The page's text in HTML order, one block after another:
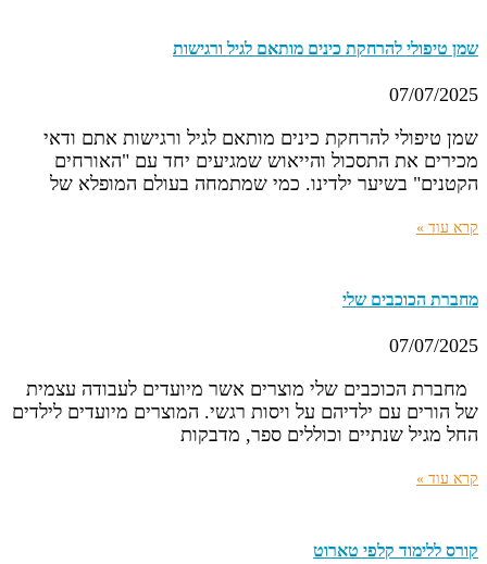
שמן טיפולי להרחקת כינים מותאם לגיל ורגישות
07/07/2025
שמן טיפולי להרחקת כינים מותאם לגיל ורגישות אתם ודאי
מכירים את התסכול והייאוש שמגיעים יחד עם "האורחים
הקטנים" בשיער ילדינו. כמי שמתמחה בעולם המופלא של
קרא עוד »
מחברת הכוכבים שלי
07/07/2025
מחברת הכוכבים שלי מוצרים אשר מיועדים לעבודה עצמית
של הורים עם ילדיהם על ויסות רגשי. המוצרים מיועדים לילדים
החל מגיל שנתיים וכוללים ספר, מדבקות
קרא עוד »
קורס ללימוד קלפי טארוט